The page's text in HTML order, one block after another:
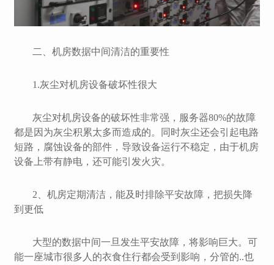
二、机房数据中间清洁的重要性
1.灰尘对机房设备破坏性很大
灰尘对机房设备的破坏性非常强，服务器80%的故障
都是因为灰尘积累太多而造成的。同时灰尘还会引起电路
短路，腐蚀设备的部件，导致设备运行不稳定，由于机房
设备上带有静电，还可能引发火灾。
2、机房定期清洁，能及时排除平安故障，把损失降
到更低
大型的数据中间一旦发生平安故障，将影响巨大。可
能一座城市很多人的衣食住行都会受到影响，分管的..也